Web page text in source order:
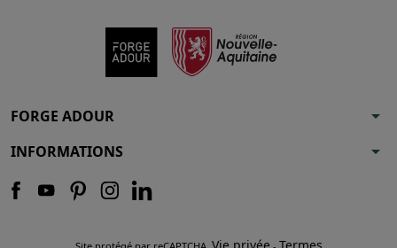
FORGE ADOUR arrow_drop_down
INFORMATIONS arrow_drop_down